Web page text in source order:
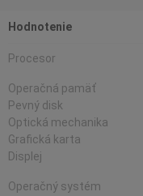
Hodnotenie
Procesor
Operačná pamäť
Pevný disk
Optická mechanika
Grafická karta
Displej
Operačný systém